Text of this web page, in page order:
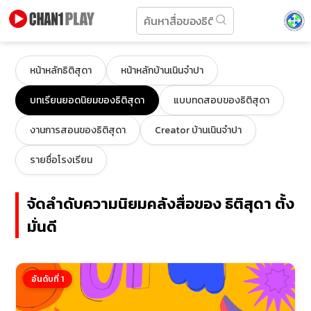
หน้าหลักธิติสุดา หน้าหลักบ้านเนินจำปา
บทเรียนยอดนิยมของธิติสุดา แบบทดสอบของธิติสุดา
งานการสอนของธิติสุดา Creator บ้านเนินจำปา
รายชื่อโรงเรียน
จัดลำดับความนิยมคลังสื่อของ ธิติสุดา ตั้ง
มั่นดี
อันดับที่ 1